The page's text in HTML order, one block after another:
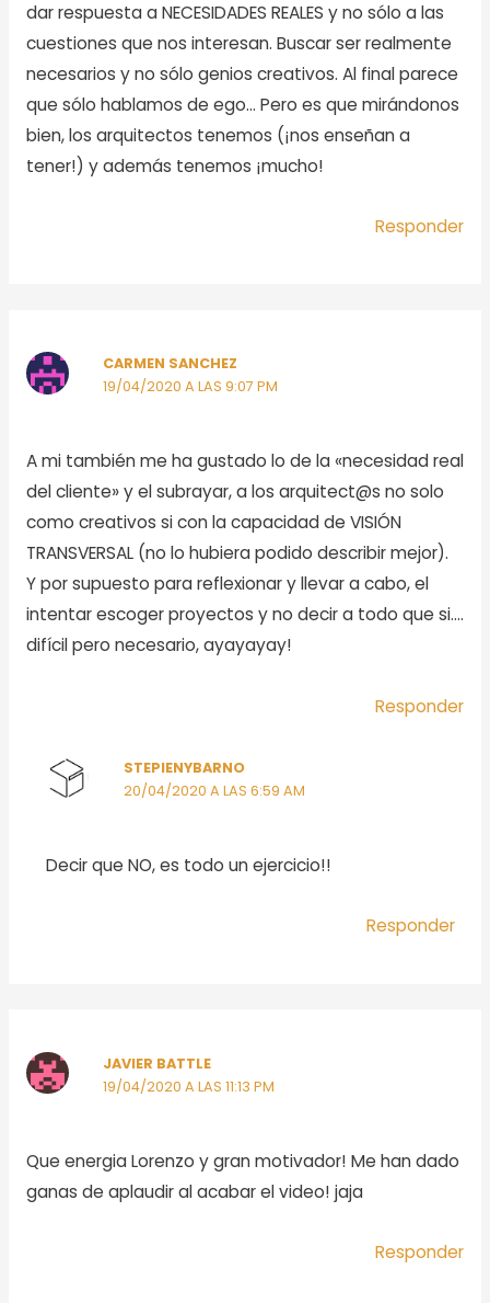
dar respuesta a NECESIDADES REALES y no sólo a las
cuestiones que nos interesan. Buscar ser realmente
necesarios y no sólo genios creativos. Al final parece
que sólo hablamos de ego… Pero es que mirándonos
bien, los arquitectos tenemos (¡nos enseñan a
tener!) y además tenemos ¡mucho!
Responder
CARMEN SANCHEZ
19/04/2020 A LAS 9:07 PM
A mi también me ha gustado lo de la «necesidad real
del cliente» y el subrayar, a los arquitect@s no solo
como creativos si con la capacidad de VISIÓN
TRANSVERSAL (no lo hubiera podido describir mejor).
Y por supuesto para reflexionar y llevar a cabo, el
intentar escoger proyectos y no decir a todo que si….
difícil pero necesario, ayayayay!
Responder
STEPIENYBARNO
20/04/2020 A LAS 6:59 AM
Decir que NO, es todo un ejercicio!!
Responder
JAVIER BATTLE
19/04/2020 A LAS 11:13 PM
Que energia Lorenzo y gran motivador! Me han dado
ganas de aplaudir al acabar el video! jaja
Responder